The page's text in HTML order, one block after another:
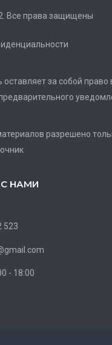
Все права защищены
оставляет за собой
разрешено
НАМИ
523
- 18:00